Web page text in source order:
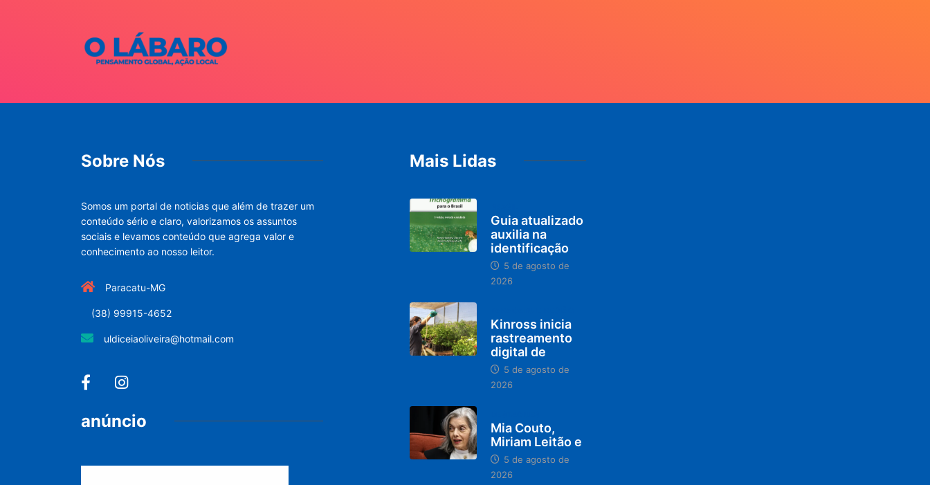
Sobre Nós
Somos um portal de noticias que além de trazer um
conteúdo sério e claro, valorizamos os assuntos
sociais e levamos conteúdo que agrega valor e
conhecimento ao nosso leitor.
Paracatu-MG
(38) 99915-4652
uldiceiaoliveira@hotmail.com
anúncio
Mais Lidas
Guia atualizado
auxilia na
identificação
5 de agosto de
2026
Kinross inicia
rastreamento
digital de
5 de agosto de
2026
Mia Couto,
Miriam Leitão e
5 de agosto de
2026